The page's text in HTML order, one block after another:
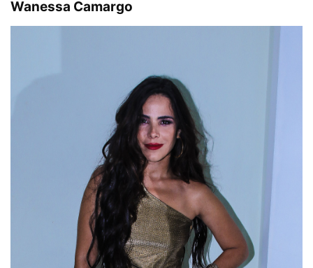
Wanessa Camargo